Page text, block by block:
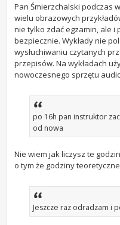
Pan Śmierzchalski podczas
wielu obrazowych
nie tylko zdać egzamin, ale i
bezpiecznie. Wykłady nie
wysłuchiwaniu czytanych
przepisów. Na wykładach
nowoczesnego sprzętu
po 16h pan instruktor
od nowa
Nie wiem jak liczysz te
o tym że godziny
Jeszcze raz odradzam i